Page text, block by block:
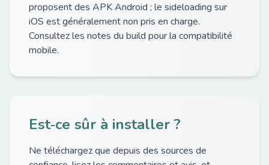
proposent des APK Android ; le sideloading sur
iOS est généralement non pris en charge.
Consultez les notes du build pour la compatibilité
mobile.
Est‑ce sûr à installer ?
Ne téléchargez que depuis des sources de